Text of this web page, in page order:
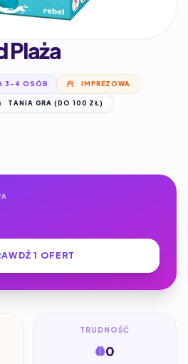
Plaża
3-4 OSÓB IMPREZOWA
TANIA GRA (DO 100 ZŁ)
1 OFERT
TRUDNOŚĆ
0